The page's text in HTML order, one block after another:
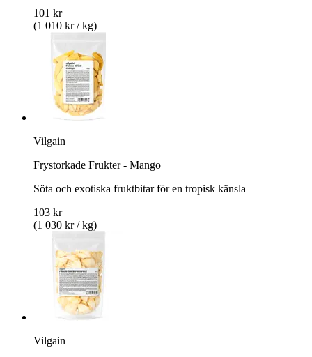
101 kr
(1 010 kr / kg)
Vilgain
Frystorkade Frukter - Mango
Söta och exotiska fruktbitar för en tropisk känsla
103 kr
(1 030 kr / kg)
Vilgain